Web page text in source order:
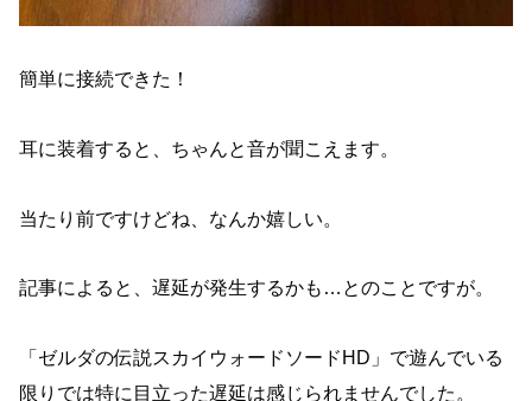
簡単に接続できた！
耳に装着すると、ちゃんと音が聞こえます。
当たり前ですけどね、なんか嬉しい。
記事によると、遅延が発生するかも…とのことですが。
「ゼルダの伝説スカイウォードソードHD」で遊んでいる
限りでは特に目立った遅延は感じられませんでした。